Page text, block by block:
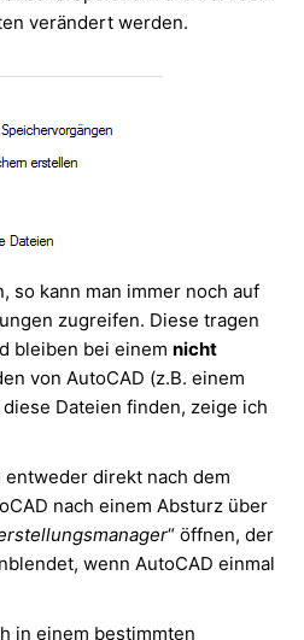
verändert werden.
so kann man immer noch auf
zugreifen. Diese tragen
bleiben bei einem nicht
von AutoCAD (z.B. einem
Dateien finden, zeige ich
direkt nach dem
nach einem Absturz über
“ öffnen, der
wenn AutoCAD einmal
in einem bestimmten